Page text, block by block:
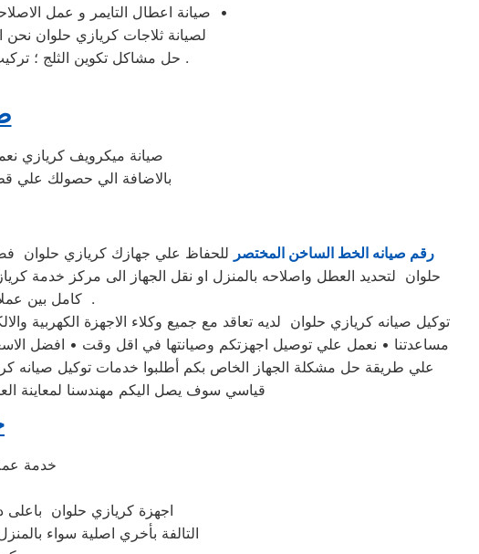
صيانة اعطال التايمر و عمل الاصلاحات اللازمة للدائرة الكهربائية و تصليح غسالات كريازي حلوان فورا وبالمنزل فى حلوان •
لصيانة ثلاجات كريازي حلوان نحن
حل مشاكل تكوين الثلج ؛ تركيب موتور الثلاجة ؛ شحن الفريون ؛ تغيير الثرموستات ؛ تغيير مجموعة النوفروست .
صيانة ميكرويف كريازي
بالاضافة الي حصولك علي
رقم صيانه الخط الساخن المختصر
حلوان لتحديد العطل واصلاحه بالمنزل او نقل الجهاز الى مركز خدمة
كامل بين عملاء كريازي حلوان و مهندسينا في مختلف مناطق محافظة حلوان .
مساعدتنا • نعمل علي توصيل اجهزتكم وصيانتها في اقل وقت • افضل
علي طريقة حل مشكلة الجهاز الخاص بكم أطلبوا خدمات توكيل صيانه
قياسي سوف يصل اليكم مهندسنا لمعاينة
خدمة
اجهزة كريازي حلوان باعلى
التالفة بأخري اصلية سواء